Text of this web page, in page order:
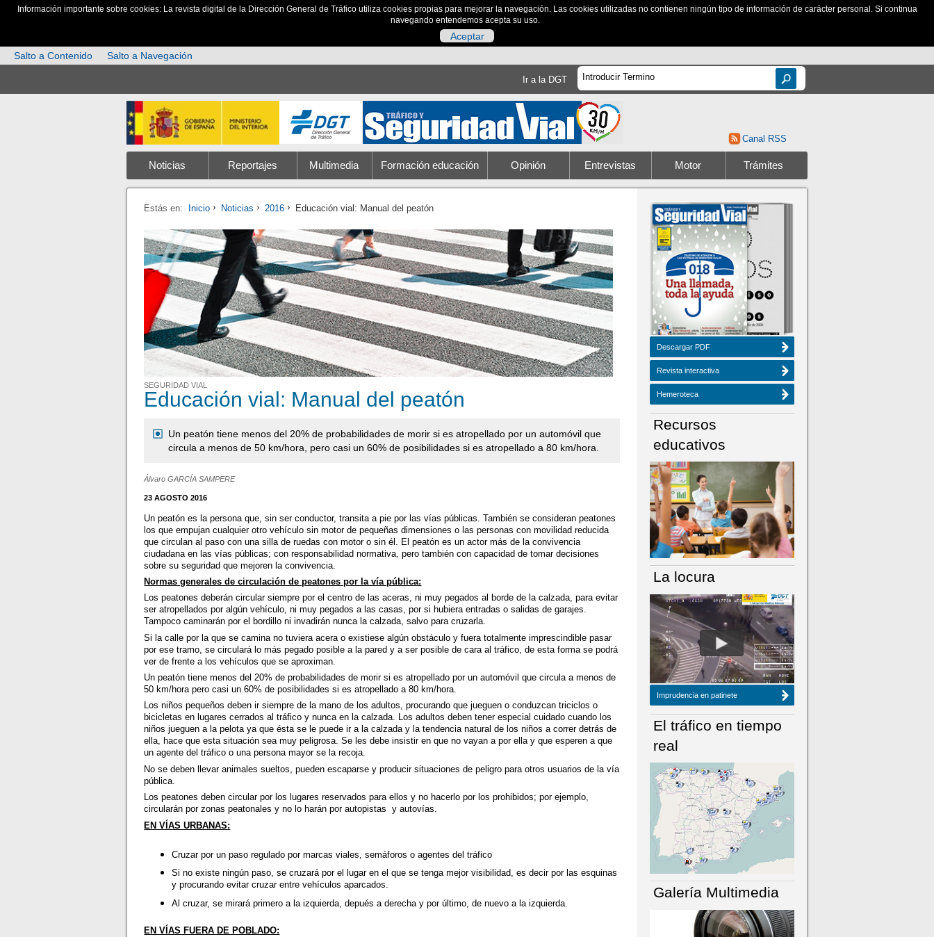
Información importante sobre cookies: La revista digital de la Dirección General de Tráfico utiliza cookies propias para mejorar la navegación. Las cookies utilizadas no contienen ningún tipo de información de carácter personal. Si continua
navegando entendemos acepta su uso.
Aceptar
Salto a Contenido
Salto a Navegación
Ir a la DGT
Canal RSS
Noticias Reportajes Multimedia Formación educación Opinión Entrevistas Motor Trámites
Estás en: Inicio Noticias 2016 Educación vial: Manual del peatón
SEGURIDAD VIAL
Educación vial: Manual del peatón
Un peatón tiene menos del 20% de probabilidades de morir si es atropellado por un automóvil que
circula a menos de 50 km/hora, pero casi un 60% de posibilidades si es atropellado a 80 km/hora.
Álvaro GARCÍA SAMPERE
23 AGOSTO 2016
Un peatón es la persona que, sin ser conductor, transita a pie por las vías públicas. También se consideran peatones
los que empujan cualquier otro vehículo sin motor de pequeñas dimensiones o las personas con movilidad reducida
que circulan al paso con una silla de ruedas con motor o sin él. El peatón es un actor más de la convivencia
ciudadana en las vías públicas; con responsabilidad normativa, pero también con capacidad de tomar decisiones
sobre su seguridad que mejoren la convivencia.
Normas generales de circulación de peatones por la vía pública:
Los peatones deberán circular siempre por el centro de las aceras, ni muy pegados al borde de la calzada, para evitar
ser atropellados por algún vehículo, ni muy pegados a las casas, por si hubiera entradas o salidas de garajes.
Tampoco caminarán por el bordillo ni invadirán nunca la calzada, salvo para cruzarla.
Si la calle por la que se camina no tuviera acera o existiese algún obstáculo y fuera totalmente imprescindible pasar
por ese tramo, se circulará lo más pegado posible a la pared y a ser posible de cara al tráfico, de esta forma se podrá
ver de frente a los vehículos que se aproximan.
Un peatón tiene menos del 20% de probabilidades de morir si es atropellado por un automóvil que circula a menos de
50 km/hora pero casi un 60% de posibilidades si es atropellado a 80 km/hora.
Los niños pequeños deben ir siempre de la mano de los adultos, procurando que jueguen o conduzcan triciclos o
bicicletas en lugares cerrados al tráfico y nunca en la calzada. Los adultos deben tener especial cuidado cuando los
niños jueguen a la pelota ya que ésta se le puede ir a la calzada y la tendencia natural de los niños a correr detrás de
ella, hace que esta situación sea muy peligrosa. Se les debe insistir en que no vayan a por ella y que esperen a que
un agente del tráfico o una persona mayor se la recoja.
No se deben llevar animales sueltos, pueden escaparse y producir situaciones de peligro para otros usuarios de la vía
pública.
Los peatones deben circular por los lugares reservados para ellos y no hacerlo por los prohibidos; por ejemplo,
circularán por zonas peatonales y no lo harán por autopistas y autovías.
EN VÍAS URBANAS:
Cruzar por un paso regulado por marcas viales, semáforos o agentes del tráfico
Si no existe ningún paso, se cruzará por el lugar en el que se tenga mejor visibilidad, es decir por las esquinas
y procurando evitar cruzar entre vehículos aparcados.
Al cruzar, se mirará primero a la izquierda, depués a derecha y por último, de nuevo a la izquierda.
EN VÍAS FUERA DE POBLADO:
NÚMERO ACTUAL HEMEROTECA
Descargar PDF
Revista interactiva
Hemeroteca
Recursos
educativos
La locura
Imprudencia en patinete
El tráfico en tiempo
real
Galería Multimedia